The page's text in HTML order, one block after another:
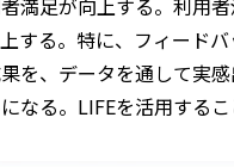
する。特に、フィード
を、データを通して実
なる。LIFEを活用する